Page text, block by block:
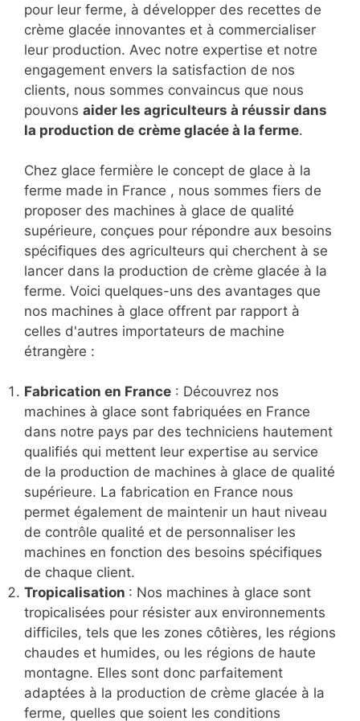
pour leur ferme, à développer des recettes de
crème glacée innovantes et à commercialiser
leur production. Avec notre expertise et notre
engagement envers la satisfaction de nos
clients, nous sommes convaincus que nous
pouvons aider les agriculteurs à réussir dans
la production de crème glacée à la ferme.
Chez glace fermière le concept de glace à la
ferme made in France , nous sommes fiers de
proposer des machines à glace de qualité
supérieure, conçues pour répondre aux besoins
spécifiques des agriculteurs qui cherchent à se
lancer dans la production de crème glacée à la
ferme. Voici quelques-uns des avantages que
nos machines à glace offrent par rapport à
celles d'autres importateurs de machine
étrangère :
Fabrication en France : Découvrez nos
machines à glace sont fabriquées en France
dans notre pays par des techniciens hautement
qualifiés qui mettent leur expertise au service
de la production de machines à glace de qualité
supérieure. La fabrication en France nous
permet également de maintenir un haut niveau
de contrôle qualité et de personnaliser les
machines en fonction des besoins spécifiques
de chaque client.
Tropicalisation : Nos machines à glace sont
tropicalisées pour résister aux environnements
difficiles, tels que les zones côtières, les régions
chaudes et humides, ou les régions de haute
montagne. Elles sont donc parfaitement
adaptées à la production de crème glacée à la
ferme, quelles que soient les conditions